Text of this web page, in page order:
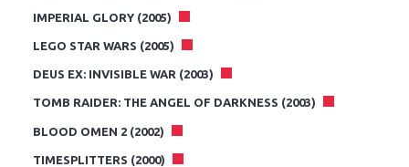
IMPERIAL GLORY (2005)
LEGO STAR WARS (2005)
DEUS EX: INVISIBLE WAR (2003)
TOMB RAIDER: THE ANGEL OF DARKNESS (2003)
BLOOD OMEN 2 (2002)
TIMESPLITTERS (2000)